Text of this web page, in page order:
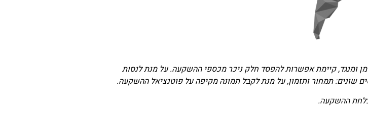
ומנגד, קיימת אפשרות להפסד חלק ניכר מכספי ההשקעה. על מנת לנסות
שונים: תמחור ותזמון, על מנת לקבל תמונה מקיפה על פוטנציאל ההשקעה.
ההשקעה.